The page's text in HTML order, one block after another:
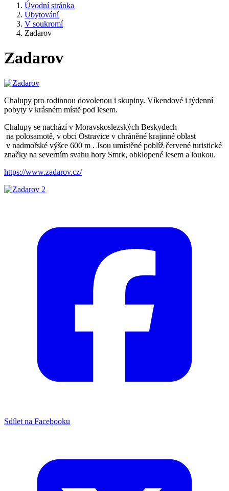
Úvodní stránka
Ubytování
V soukromí
Zadarov
Zadarov
Chalupy pro rodinnou dovolenou i skupiny. Víkendové i týdenní
pobyty v krásném místě pod lesem.
Chalupy se nachází v Moravskoslezských Beskydech
na polosamotě, v obci Ostravice v chráněné krajinné oblast
v nadmořské výšce 600 m . Jsou umístěné poblíž červené turistické
značky na severním svahu hory Smrk, obklopené lesem a loukou.
https://www.zadarov.cz/
Sdílet na Facebooku